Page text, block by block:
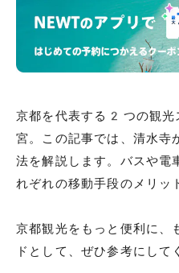
京都を代表する2つの観光
宮。この記事では、清水寺
法を解説します。バスや電
れぞれの移動手段のメリッ
京都観光をもっと便利に、
ドとして、ぜひ参考にして